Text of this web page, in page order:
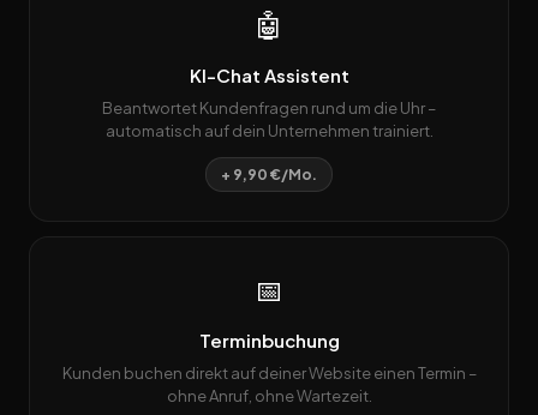
🤖
KI-Chat Assistent
Beantwortet Kundenfragen rund um die Uhr –
automatisch auf dein Unternehmen trainiert.
+ 9,90 €/Mo.
📅
Terminbuchung
Kunden buchen direkt auf deiner Website einen Termin –
ohne Anruf, ohne Wartezeit.